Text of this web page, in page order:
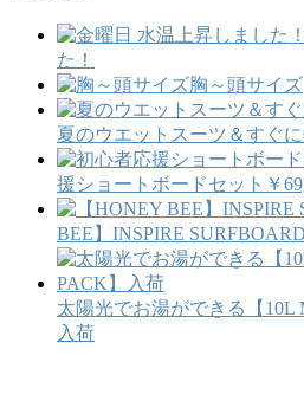
た！
胸～頭サイズ
夏のウエットスーツ＆すぐ
援ショートボードセット￥
BEE】INSPIRE
太陽光でお湯ができる【10L
入荷